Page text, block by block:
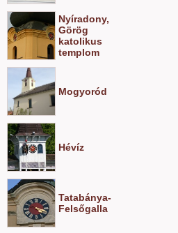
Nyíradony,
Görög
katolikus
templom
Mogyoród
Hévíz
Tatabánya-
Felsőgalla